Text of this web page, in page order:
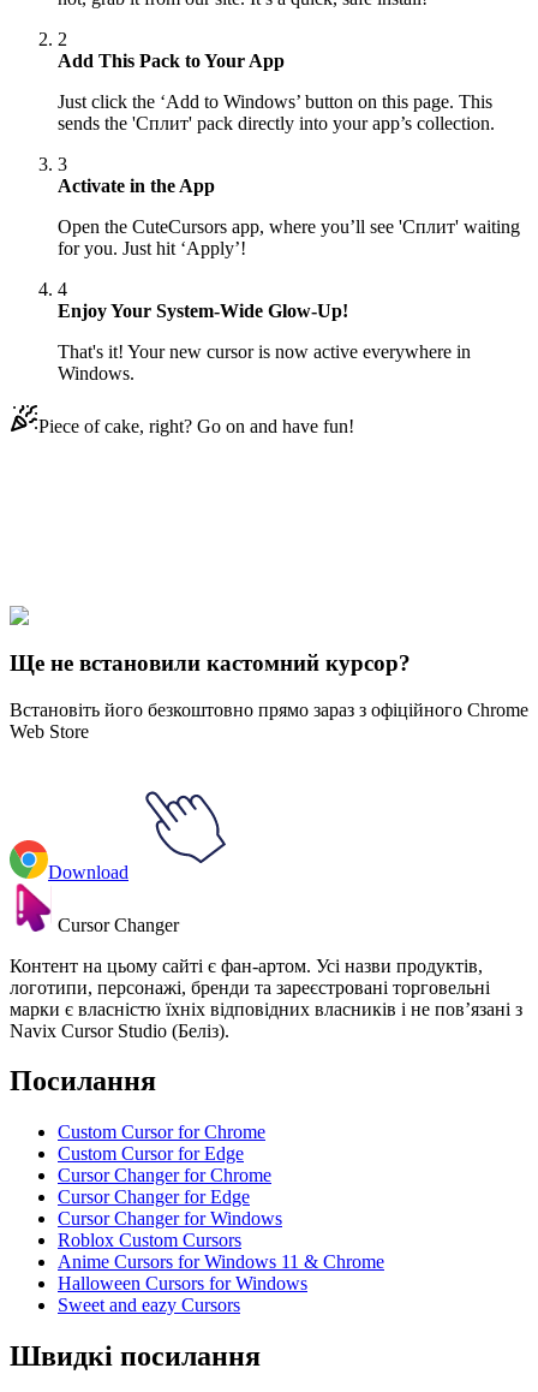
2
Add This Pack to Your App
Just click the ‘Add to Windows’ button on this page. This
sends the 'Сплит' pack directly into your app’s collection.
3
Activate in the App
Open the CuteCursors app, where you’ll see 'Сплит' waiting
for you. Just hit ‘Apply’!
4
Enjoy Your System-Wide Glow-Up!
That's it! Your new cursor is now active everywhere in
Windows.
Piece of cake, right? Go on and have fun!
Explore All Collections
Ще не встановили кастомний курсор?
Встановіть його безкоштовно прямо зараз з офіційного Chrome
Web Store
Download
Cursor Changer
Контент на цьому сайті є фан-артом. Усі назви продуктів,
логотипи, персонажі, бренди та зареєстровані торговельні
марки є власністю їхніх відповідних власників і не пов’язані з
Navix Cursor Studio (Беліз).
Посилання
Custom Cursor for Chrome
Custom Cursor for Edge
Cursor Changer for Chrome
Cursor Changer for Edge
Cursor Changer for Windows
Roblox Custom Cursors
Anime Cursors for Windows 11 & Chrome
Halloween Cursors for Windows
Sweet and eazy Cursors
Швидкі посилання